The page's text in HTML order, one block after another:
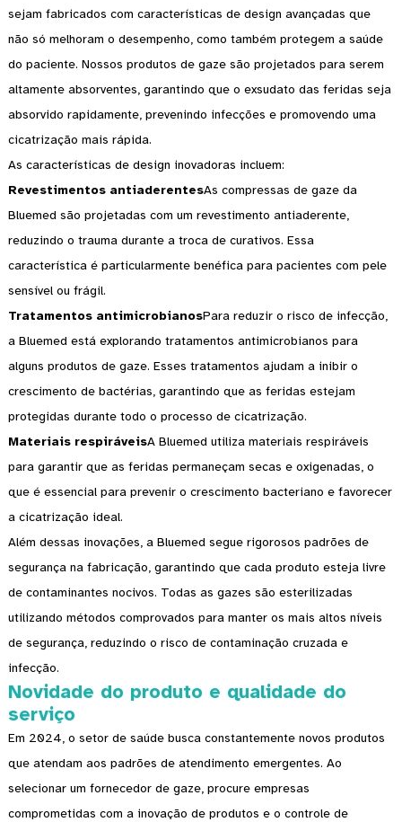
sejam fabricados com características de design avançadas que
não só melhoram o desempenho, como também protegem a saúde
do paciente. Nossos produtos de gaze são projetados para serem
altamente absorventes, garantindo que o exsudato das feridas seja
absorvido rapidamente, prevenindo infecções e promovendo uma
cicatrização mais rápida.
As características de design inovadoras incluem:
Revestimentos antiaderentesAs compressas de gaze da
Bluemed ​​são projetadas com um revestimento antiaderente,
reduzindo o trauma durante a troca de curativos. Essa
característica é particularmente benéfica para pacientes com pele
sensível ou frágil.
Tratamentos antimicrobianosPara reduzir o risco de infecção,
a Bluemed ​​está explorando tratamentos antimicrobianos para
alguns produtos de gaze. Esses tratamentos ajudam a inibir o
crescimento de bactérias, garantindo que as feridas estejam
protegidas durante todo o processo de cicatrização.
Materiais respiráveisA Bluemed ​​utiliza materiais respiráveis ​​
para garantir que as feridas permaneçam secas e oxigenadas, o
que é essencial para prevenir o crescimento bacteriano e favorecer
a cicatrização ideal.
Além dessas inovações, a Bluemed ​​segue rigorosos padrões de
segurança na fabricação, garantindo que cada produto esteja livre
de contaminantes nocivos. Todas as gazes são esterilizadas
utilizando métodos comprovados para manter os mais altos níveis
de segurança, reduzindo o risco de contaminação cruzada e
infecção.
Novidade do produto e qualidade do
serviço
Em 2024, o setor de saúde busca constantemente novos produtos
que atendam aos padrões de atendimento emergentes. Ao
selecionar um fornecedor de gaze, procure empresas
comprometidas com a inovação de produtos e o controle de